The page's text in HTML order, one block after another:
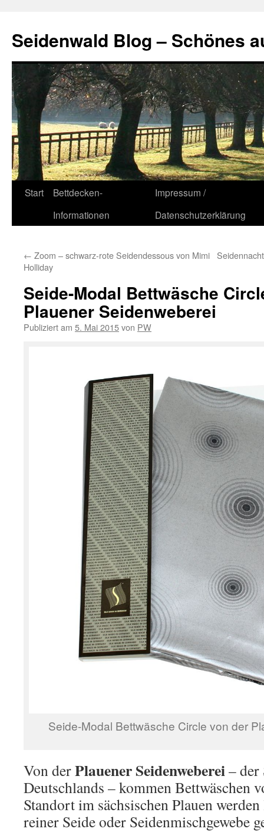
Seidenwald Blog – Schönes
Zum
Start
Bettdecken-
Informationen
Impressum /
Datenschutzerklärung
← Zoom – schwarz-rote Seidendessous von Mimi
Holliday
Seide-Modal Bettwäsche
Plauener Seidenweberei
Publiziert am 5. Mai 2015von PW
Seide-Modal Bettwäsche Circle von der
Von derPlauener Seidenweberei– der
Deutschlands – kommen Bettwäschen
Standort im sächsischen Plauen
reiner Seide oder Seidenmischgewebe